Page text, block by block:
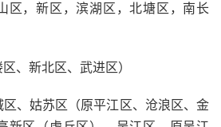
区，新区，滨湖区，北塘区，南长
、新北区、武进区）
、姑苏区（原平江区、沧浪区、金